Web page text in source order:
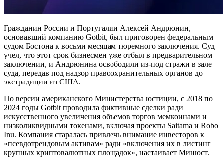
Гражданин России и Португалии Алексей Андрюнин,
основавший компанию Gotbit, был приговорен федеральным
судом Бостона к восьми месяцам тюремного заключения. Суд
учел, что этот срок бизнесмен уже отбыл в предварительном
заключении, и Андрюнина освободили из-под стражи в зале
суда, передав под надзор правоохранительных органов до
экстрадиции из США.
По версии американского Министерства юстиции, с 2018 по
2024 годы Gotbit проводила фиктивные сделки ради
искусственного увеличения объемов торгов мемкоинами и
низколиквидными токенами, включая проекты Saitama и Robo
Inu. Компания старалась привлечь внимание инвесторов к
«псевдотрендовым активам» ради «включения их в листинг
крупных криптовалютных площадок», настаивает Минюст.